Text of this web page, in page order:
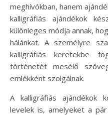
meghívókban, hanem
kalligráfiás ajándékok
különleges módja annak,
hálánkat. A személyre
kalligráfiás keretekbe
történetét mesélő
emlékként szolgálnak.
A kalligráfiás ajándékok
levelek is, amelyeket a